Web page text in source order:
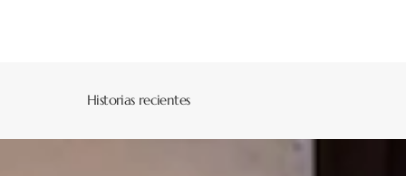
Historias recientes